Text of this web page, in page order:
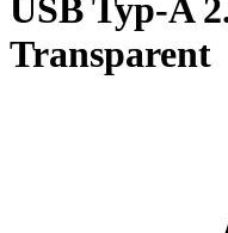
USB Typ-A
Transparent